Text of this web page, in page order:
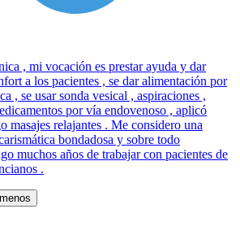
, mi vocación es prestar ayuda y dar
a los pacientes , se dar alimentación por
, se usar sonda vesical , aspiraciones ,
por vía endovenoso , aplicó
masajes relajantes . Me considero una
bondadosa y sobre todo
muchos años de trabajar con pacientes de
.